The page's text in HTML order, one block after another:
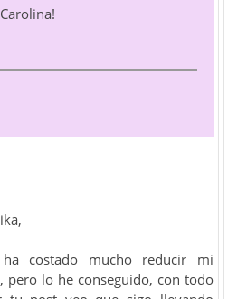
costado mucho reducir mi
pero lo he conseguido, con todo